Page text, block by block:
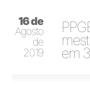
16 de
Agosto
de
2019
em